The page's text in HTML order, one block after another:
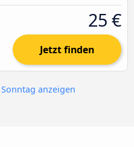
25 €
Jetzt finden
anzeigen